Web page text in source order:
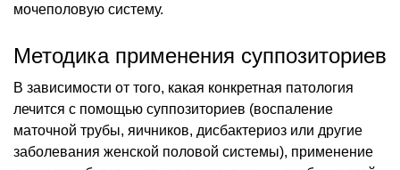
мочеполовую систему.
Методика применения суппозиториев
В зависимости от того, какая конкретная патология
лечится с помощью суппозиториев (воспаление
маточной трубы, яичников, дисбактериоз или другие
заболевания женской половой системы), применение